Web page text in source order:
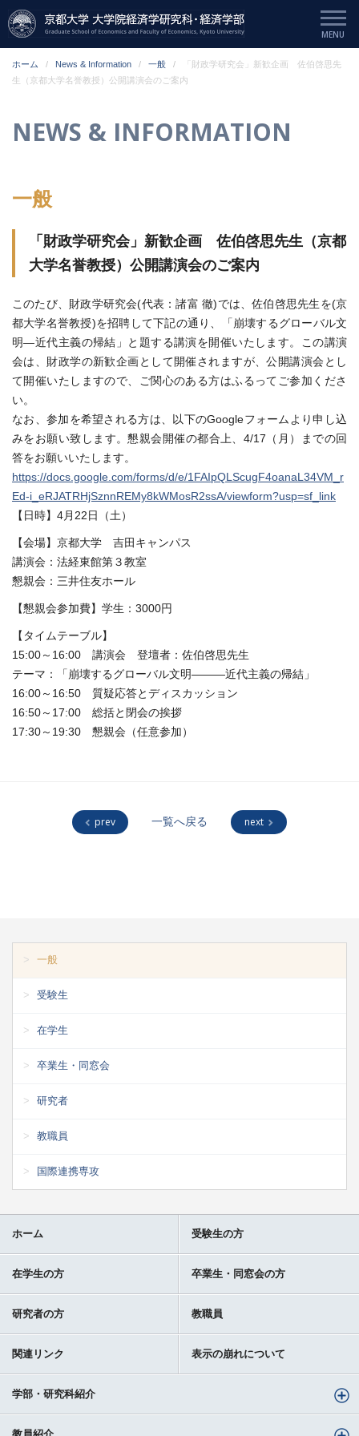
ホーム News & Information 一般
「財政学研究会」新歓企画 佐伯啓思先
生（京都大学名誉教授）公開講演会のご案内
NEWS & INFORMATION
一般
「財政学研究会」新歓企画 佐伯啓思先生（京都
大学名誉教授）公開講演会のご案内
このたび、財政学研究会(代表：諸富 徹)では、佐伯啓思先生を(京
都大学名誉教授)を招聘して下記の通り、「崩壊するグローバル文
明―近代主義の帰結」と題する講演を開催いたします。この講演
会は、財政学の新歓企画として開催されますが、公開講演会とし
て開催いたしますので、ご関心のある方はふるってご参加くださ
い。
なお、参加を希望される方は、以下のGoogleフォームより申し込
みをお願い致します。懇親会開催の都合上、4/17（月）までの回
答をお願いいたします。
https://docs.google.com/forms/d/e/1FAIpQLScugF4oanaL34VM_r
Ed-i_eRJATRHjSznnREMy8kWMosR2ssA/viewform?usp=sf_link
【日時】4月22日（土）
【会場】京都大学 吉田キャンパス
講演会：法経東館第３教室
懇親会：三井住友ホール
【懇親会参加費】学生：3000円
【タイムテーブル】
15:00～16:00 講演会 登壇者：佐伯啓思先生
テーマ：「崩壊するグローバル文明―――近代主義の帰結」
16:00～16:50 質疑応答とディスカッション
16:50～17:00 総括と閉会の挨拶
17:30～19:30 懇親会（任意参加）
prev 一覧へ戻る next
一般
受験生
在学生
卒業生・同窓会
研究者
教職員
国際連携専攻
ホーム 受験生の方
在学生の方 卒業生・同窓会の方
研究者の方 教職員
関連リンク 表示の崩れについて
学部・研究科紹介